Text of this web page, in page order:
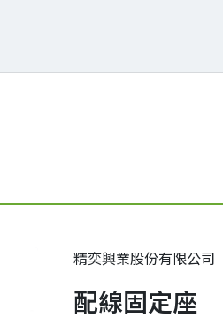
精奕興業股份有限公司
配線固定座